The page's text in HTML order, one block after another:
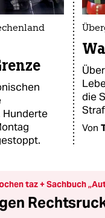
Hunderte
die
Von
taz + Sachbuch